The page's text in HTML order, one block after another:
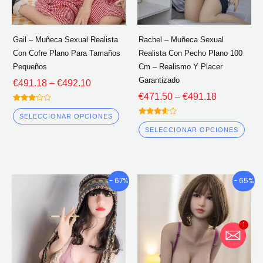
Gail – Muñeca Sexual Realista
Con Cofre Plano Para Tamaños
Pequeños
€491.18 – €492.10
Calificado
3.00
fuera
SELECCIONAR OPCIONES
pueden
página
producto
Rachel – Muñeca Sexual
Realista Con Pecho Plano 100
Cm – Realismo Y Placer
Garantizado
€471.50 – €491.18
Calificado
3.50
fuera de
SELECCIONAR OPCIONES
- 67%
Gama
de
precios:
€701.30
a
través
de
Este
variantes.
- 65%
Gama
de
precios:
€707.46
a
través
Este
1